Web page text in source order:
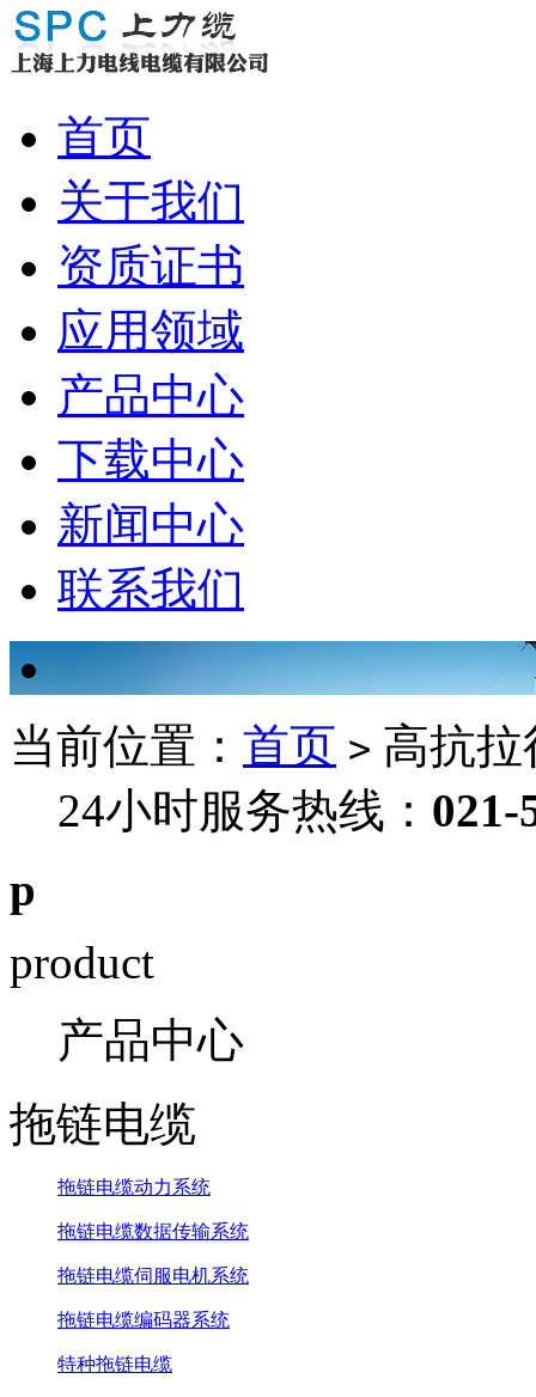
首页
关于我们
资质证书
应用领域
产品中心
下载中心
新闻中心
联系我们
当前位置： 首页 > 高抗
24小时服务热线： 021-
p
product
产品中心
拖链电缆
拖链电缆动力系统
拖链电缆数据传输系统
拖链电缆伺服电机系统
拖链电缆编码器系统
特种拖链电缆